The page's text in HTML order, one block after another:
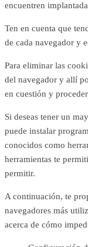
encuentren
Ten en cuenta que
de cada navegador y
Para eliminar las
del navegador y allí
en cuestión y
Si deseas tener un
puede instalar
conocidos como
herramientas te
permitir.
A continuación, te pr
navegadores más
acerca de cómo